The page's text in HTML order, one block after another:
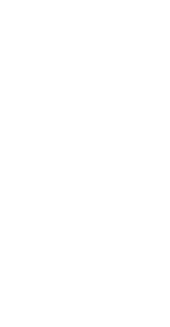
고 '하이엔드 스마
합니다. 현재 국내